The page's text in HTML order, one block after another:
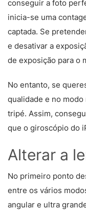
conseguir a foto
inicia-se uma
captada. Se
e desativar a
de exposição para o
No entanto, se
qualidade e no
tripé. Assim,
que o giroscópio do
Alterar a
No primeiro ponto
entre os vários
angular e ultra